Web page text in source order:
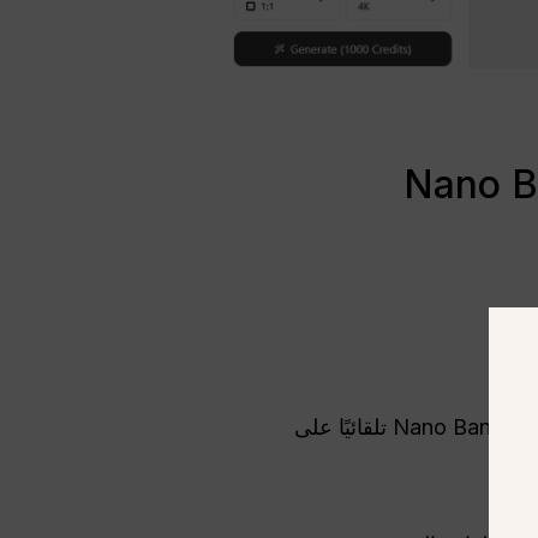
سوف يتعرف Nano Banana تلقائيًا على